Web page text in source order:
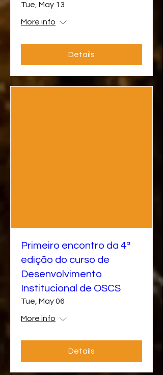
Tue, May 13
More info
Details
Primeiro encontro da 4ª
edição do curso de
Desenvolvimento
Institucional de OSCS
Tue, May 06
More info
Details